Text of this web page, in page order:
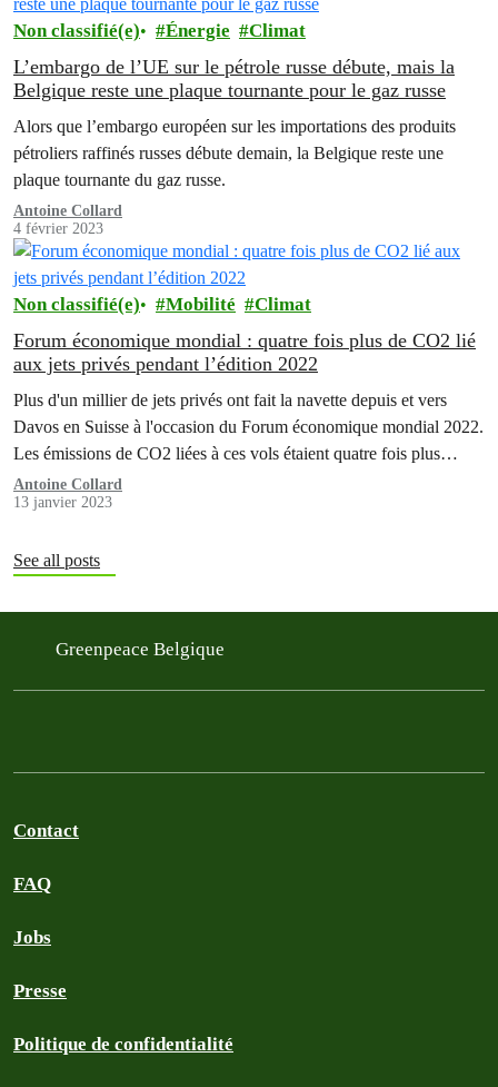
Non classifié(e) Énergie Climat
L’embargo de l’UE sur le pétrole russe débute, mais la
Belgique reste une plaque tournante pour le gaz russe
Alors que l’embargo européen sur les importations des produits
pétroliers raffinés russes débute demain, la Belgique reste une
plaque tournante du gaz russe.
Antoine Collard
4 février 2023
Non classifié(e) Mobilité Climat
Forum économique mondial : quatre fois plus de CO2 lié
aux jets privés pendant l’édition 2022
Plus d'un millier de jets privés ont fait la navette depuis et vers
Davos en Suisse à l'occasion du Forum économique mondial 2022.
Les émissions de CO2 liées à ces vols étaient quatre fois plus
élevées que ceux générés par les jets privés vers et depuis Davos
lors d'une semaine moyenne. C'est ce que révèle…
Antoine Collard
13 janvier 2023
See all posts
Greenpeace Belgique
Contact
FAQ
Jobs
Presse
Politique de confidentialité